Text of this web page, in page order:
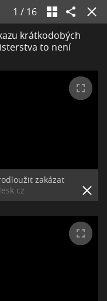
1 / 16
krátkodobých
to není
zakázat